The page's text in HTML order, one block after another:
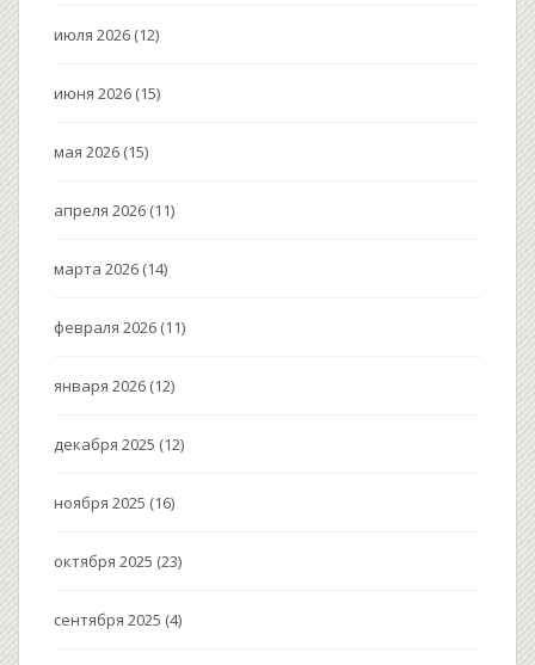
июля 2026 (12)
июня 2026 (15)
мая 2026 (15)
апреля 2026 (11)
марта 2026 (14)
февраля 2026 (11)
января 2026 (12)
декабря 2025 (12)
ноября 2025 (16)
октября 2025 (23)
сентября 2025 (4)